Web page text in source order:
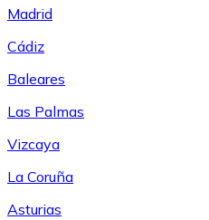
Madrid
Cádiz
Baleares
Las Palmas
Vizcaya
La Coruña
Asturias